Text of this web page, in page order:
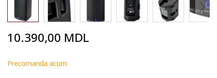
to
beginning
of
10.390,00 MDL
Precomanda acum